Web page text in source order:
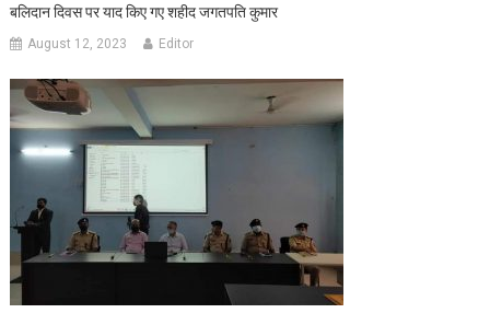
बलिदान दिवस पर याद किए गए शहीद जगतपति कुमार
August 12, 2023 Editor